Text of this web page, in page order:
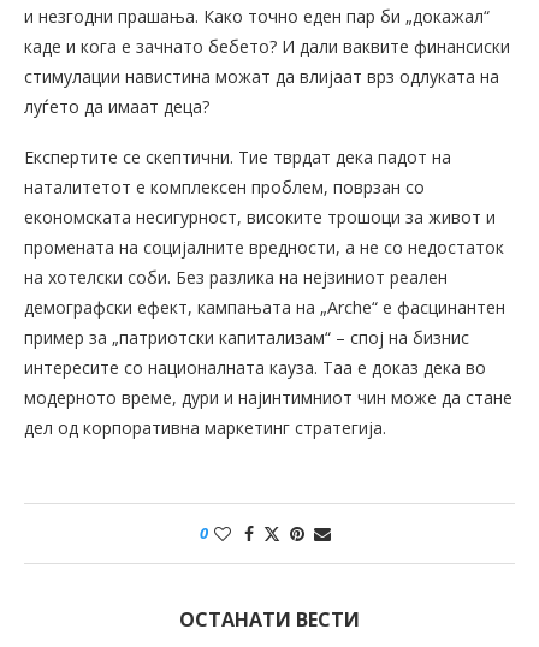
и незгодни прашања. Како точно еден пар би „докажал“
каде и кога е зачнато бебето? И дали ваквите финансиски
стимулации навистина можат да влијаат врз одлуката на
луѓето да имаат деца?
Експертите се скептични. Тие тврдат дека падот на
наталитетот е комплексен проблем, поврзан со
економската несигурност, високите трошоци за живот и
промената на социјалните вредности, а не со недостаток
на хотелски соби. Без разлика на нејзиниот реален
демографски ефект, кампањата на „Arche“ е фасцинантен
пример за „патриотски капитализам“ – спој на бизнис
интересите со националната кауза. Таа е доказ дека во
модерното време, дури и најинтимниот чин може да стане
дел од корпоративна маркетинг стратегија.
0
ОСТАНАТИ ВЕСТИ